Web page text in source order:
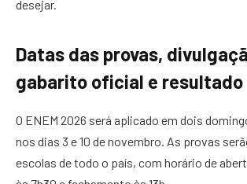
desejar.
Datas das provas,
gabarito oficial e resultado
O ENEM 2026 será aplicado em dois
nos dias 3 e 10 de novembro. As provas
escolas de todo o país, com horário de